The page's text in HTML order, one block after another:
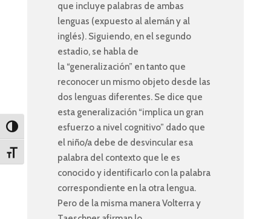
Toggle High Contrast
Toggle Font size
que incluye palabras de ambas
lenguas (expuesto al alemán y al
inglés). Siguiendo, en el segundo
estadio, se habla de
la “generalización” en tanto que
reconocer un mismo objeto desde las
dos lenguas diferentes. Se dice que
esta generalización “implica un gran
esfuerzo a nivel cognitivo” dado que
el niño/a debe de desvincular esa
palabra del contexto que le es
conocido y identificarlo con la palabra
correspondiente en la otra lengua.
Pero de la misma manera Volterra y